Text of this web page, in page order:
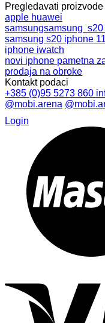
Pregledavati proizvode
apple huawei
samsungsamsung s20
samsung s20 iphone 11
iphone iwatch
novi iphone pametna
prodaja na obroke
Kontakt podaci
+385 (0)95 5273 860
@mobi.arena
Login